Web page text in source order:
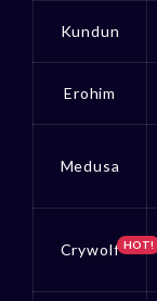
Kundun
Erohim
Medusa
Crywolf HOT!